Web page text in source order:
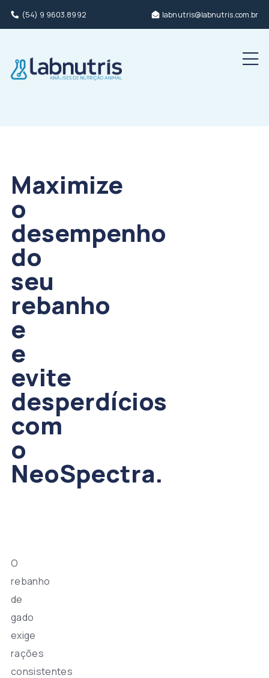
(54) 9 9603.8992 labnutris@labnutris.com.br
Maximize
o
desempenho
do
seu
rebanho
e
e
evite
desperdícios
com
o
NeoSpectra.
O
rebanho
de
gado
exige
rações
consistentes